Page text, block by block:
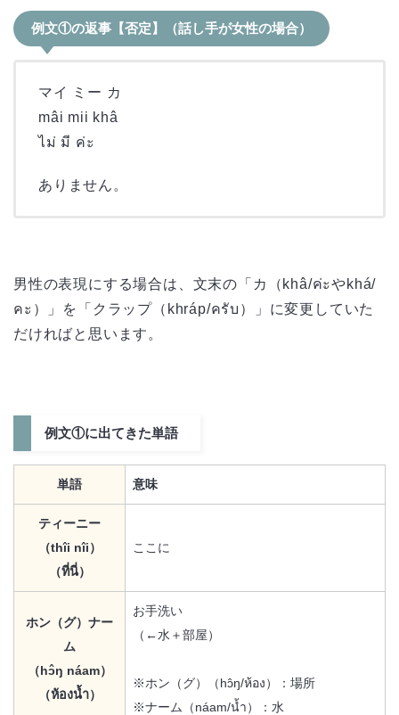
例文①の返事【否定】（話し手が女性の場合）
マイ ミー カ
mâi mii khâ
ไม่ มี ค่ะ
ありません。
男性の表現にする場合は、文末の「カ（khâ/ค่ะやkhá/
คะ）」を「クラップ（khráp/ครับ）」に変更していた
だければと思います。
例文①に出てきた単語
単語 意味
ティーニー
（thîi nîi）
（ที่นี่）
ここに
ホン（グ）ナー
ム
（hɔ̂ŋ náam）
（ห้องน้ำ）
お手洗い
（←水＋部屋）
※ホン（グ）（hɔ̂ŋ/ห้อง）：場所
※ナーム（náam/น้ำ）：水